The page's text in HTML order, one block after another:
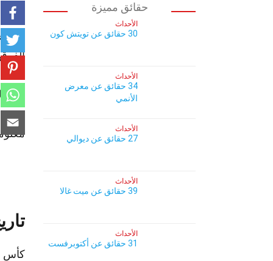
هل
محط
مجرد
كأس
حقائق مميزة
الأحداث
30 حقائق عن تويتش كون
الأحداث
34 حقائق عن معرض
الأنمي
الأحداث
27 حقائق عن ديوالي
الأحداث
39 حقائق عن ميت غالا
الأحداث
31 حقائق عن أكتوبرفست